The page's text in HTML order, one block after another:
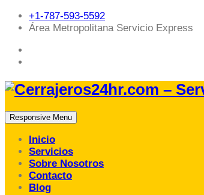
+1-787-593-5592
Área Metropolitana Servicio Express
Responsive Menu
Inicio
Servicios
Sobre Nosotros
Contacto
Blog